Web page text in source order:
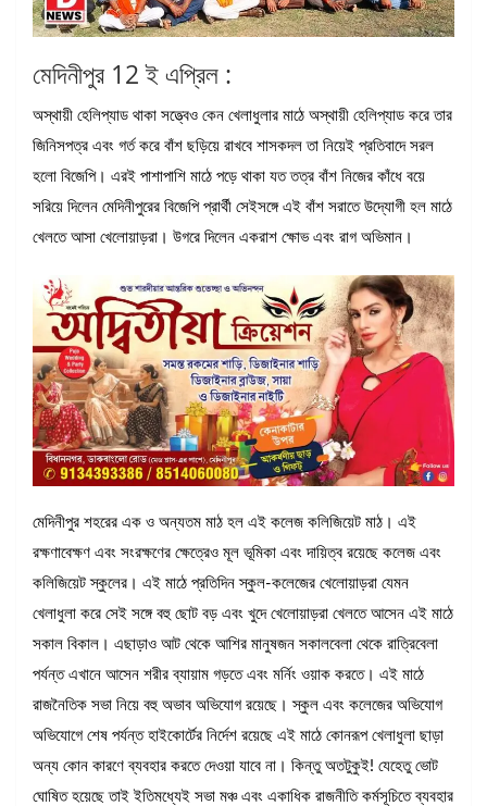
মেদিনীপুর 12 ই এপ্রিল :
অস্থায়ী হেলিপ্যাড থাকা সত্ত্বেও কেন খেলাধুলার মাঠে অস্থায়ী হেলিপ্যাড করে তার
জিনিসপত্র এবং গর্ত করে বাঁশ ছড়িয়ে রাখবে শাসকদল তা নিয়েই প্রতিবাদে সরল
হলো বিজেপি। এরই পাশাপাশি মাঠে পড়ে থাকা যত তত্র বাঁশ নিজের কাঁধে বয়ে
সরিয়ে দিলেন মেদিনীপুরের বিজেপি প্রার্থী সেইসঙ্গে এই বাঁশ সরাতে উদ্যোগী হল মাঠে
খেলতে আসা খেলোয়াড়রা। উগরে দিলেন একরাশ ক্ষোভ এবং রাগ অভিমান।
মেদিনীপুর শহরের এক ও অন্যতম মাঠ হল এই কলেজ কলিজিয়েট মাঠ। এই
রক্ষণাবেক্ষণ এবং সংরক্ষণের ক্ষেত্রেও মূল ভূমিকা এবং দায়িত্ব রয়েছে কলেজ এবং
কলিজিয়েট স্কুলের। এই মাঠে প্রতিদিন স্কুল-কলেজের খেলোয়াড়রা যেমন
খেলাধুলা করে সেই সঙ্গে বহু ছোট বড় এবং খুদে খেলোয়াড়রা খেলতে আসেন এই মাঠে
সকাল বিকাল। এছাড়াও আট থেকে আশির মানুষজন সকালবেলা থেকে রাত্রিবেলা
পর্যন্ত এখানে আসেন শরীর ব্যায়াম গড়তে এবং মর্নিং ওয়াক করতে। এই মাঠে
রাজনৈতিক সভা নিয়ে বহু অভাব অভিযোগ রয়েছে। স্কুল এবং কলেজের অভিযোগ
অভিযোগে শেষ পর্যন্ত হাইকোর্টের নির্দেশ রয়েছে এই মাঠে কোনরূপ খেলাধুলা ছাড়া
অন্য কোন কারণে ব্যবহার করতে দেওয়া যাবে না। কিন্তু অতটুকুই! যেহেতু ভোট
ঘোষিত হয়েছে তাই ইতিমধ্যেই সভা মঞ্চ এবং একাধিক রাজনীতি কর্মসূচিতে ব্যবহার